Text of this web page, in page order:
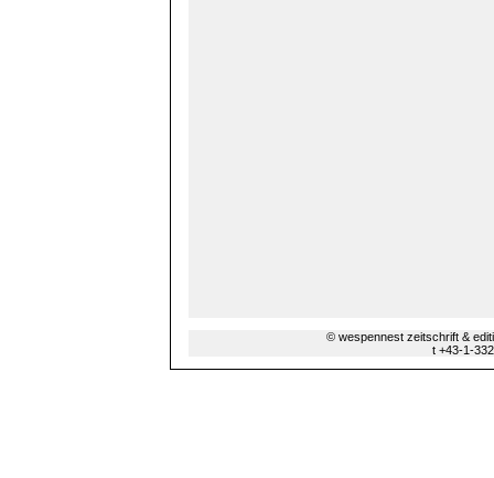
© wespennest zeitschrift &
t +43-1-